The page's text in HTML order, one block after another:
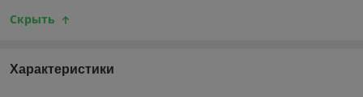
Скрыть
Характеристики